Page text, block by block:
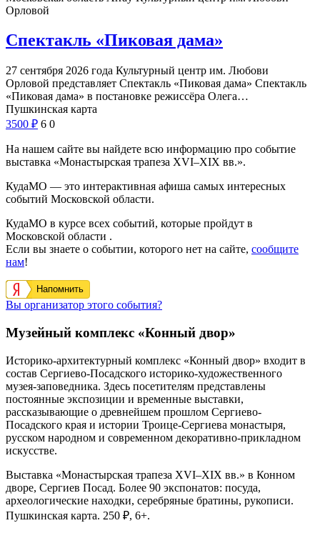
Орловой
Спектакль «Пиковая дама»
27 сентября 2026 года Культурный центр им. Любови
Орловой представляет Спектакль «Пиковая дама» Спектакль
«Пиковая дама» в постановке режиссёра Олега…
Пушкинская карта
3500 ₽ 6 0
На нашем сайте вы найдете всю информацию про событие
выставка «Монастырская трапеза XVI–XIX вв.».
КудаМО — это интерактивная афиша самых интересных
событий Московской области.
КудаМО в курсе всех событий, которые пройдут в
Московской области .
Если вы знаете о событии, которого нет на сайте, сообщите
нам!
Напомнить
Вы организатор этого события?
Музейный комплекс «Конный двор»
Историко-архитектурный комплекс «Конный двор» входит в
состав Сергиево-Посадского историко-художественного
музея-заповедника. Здесь посетителям представлены
постоянные экспозиции и временные выставки,
рассказывающие о древнейшем прошлом Сергиево-
Посадского края и истории Троице-Сергиева монастыря,
русском народном и современном декоративно-прикладном
искусстве.
Выставка «Монастырская трапеза XVI–XIX вв.» в Конном
дворе, Сергиев Посад. Более 90 экспонатов: посуда,
археологические находки, серебряные братины, рукописи.
Пушкинская карта. 250 ₽, 6+.